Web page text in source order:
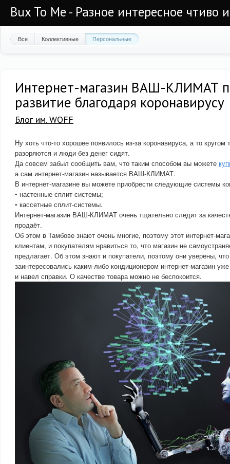
Bux To Me - Разное интересное чтиво
Все Коллективные Персональные
Интернет-магазин ВАШ-КЛИМАТ
развитие благодаря коронавирусу
Блог им. WOFF
Ну хоть что-то хорошее появилось из-за коронавируса, а то кругом
разоряются и люди без денег сидят.
Да совсем забыл сообщить вам, что таким способом вы можете
а сам интернет-магазин называется ВАШ-КЛИМАТ.
В интернет-магазине вы можете приобрести следующие системы
• настенные сплит-системы;
• кассетные сплит-системы.
Интернет-магазин ВАШ-КЛИМАТ очень тщательно следит за
продаёт.
Об этом в Тамбове знают очень многие, поэтому этот интернет-
клиентам, и покупателям нравиться то, что магазин не
предлагает. Об этом знают и покупатели, поэтому они уверены,
заинтересовались каким-либо кондиционером интернет-магазин
и навел справки. О качестве товара можно не беспокоится.